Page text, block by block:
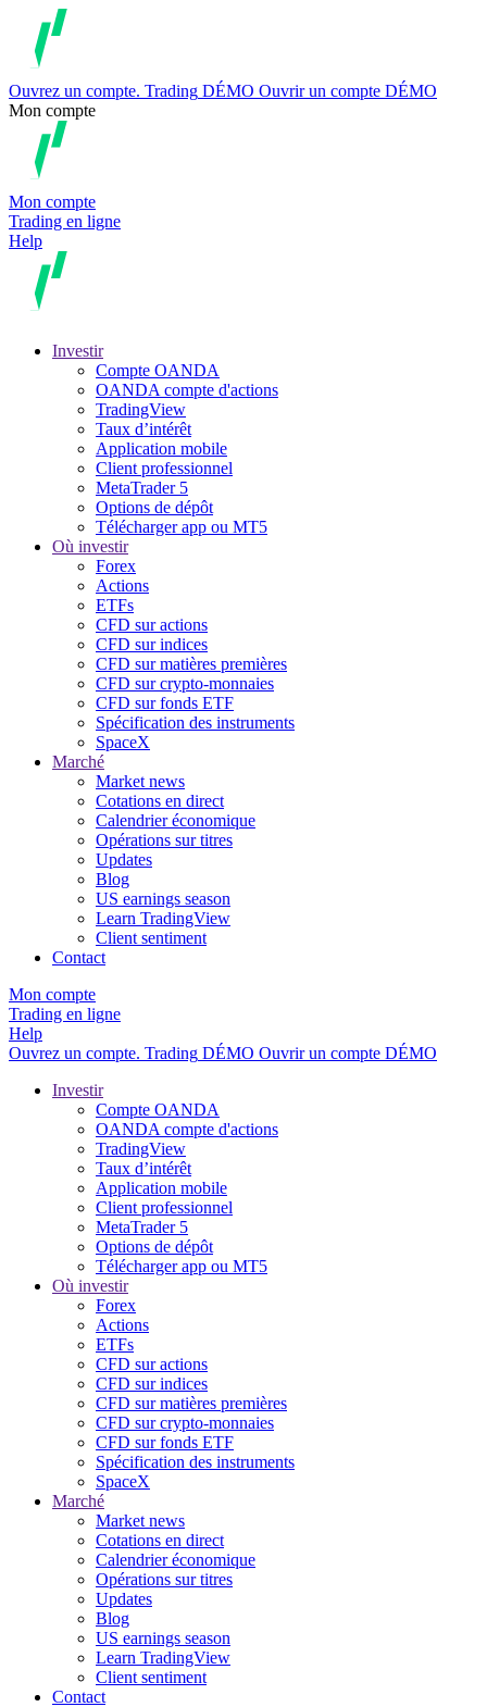
Ouvrez un compte. Trading DÉMO Ouvrir un compte DÉMO
Mon compte
Mon compte
Trading en ligne
Help
Investir
Compte OANDA
OANDA compte d'actions
TradingView
Taux d’intérêt
Application mobile
Client professionnel
MetaTrader 5
Options de dépôt
Télécharger app ou MT5
Où investir
Forex
Actions
ETFs
CFD sur actions
CFD sur indices
CFD sur matières premières
CFD sur crypto-monnaies
CFD sur fonds ETF
Spécification des instruments
SpaceX
Marché
Market news
Cotations en direct
Calendrier économique
Opérations sur titres
Updates
Blog
US earnings season
Learn TradingView
Client sentiment
Contact
Mon compte
Trading en ligne
Help
Ouvrez un compte. Trading DÉMO Ouvrir un compte DÉMO
Investir
Compte OANDA
OANDA compte d'actions
TradingView
Taux d’intérêt
Application mobile
Client professionnel
MetaTrader 5
Options de dépôt
Télécharger app ou MT5
Où investir
Forex
Actions
ETFs
CFD sur actions
CFD sur indices
CFD sur matières premières
CFD sur crypto-monnaies
CFD sur fonds ETF
Spécification des instruments
SpaceX
Marché
Market news
Cotations en direct
Calendrier économique
Opérations sur titres
Updates
Blog
US earnings season
Learn TradingView
Client sentiment
Contact